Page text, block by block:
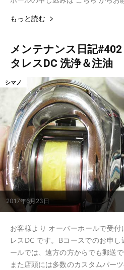
もっと読む
メンテナンス日記
タレスDC 洗浄＆注油
2017年6月23日
シマノ
お客様より オーバーホールで受
レスDC です。Bコースでのお申
ールでは、遠方の方からでも郵送
また店頭には多数のカスタムパー